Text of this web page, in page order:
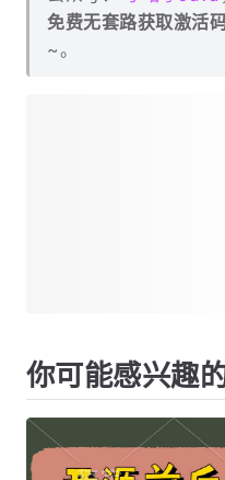
需要的小伙伴，扫描
公众号：
你可能感兴趣的